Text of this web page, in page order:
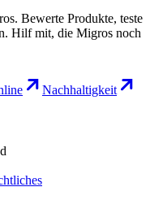
Bewerte Produkte, teste
Hilf mit, die Migros noch
Nachhaltigkeit